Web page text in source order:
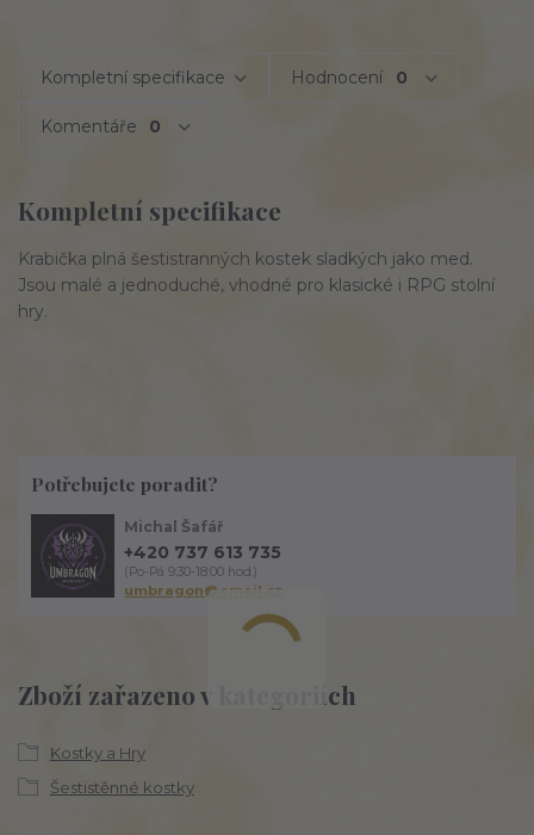
Kompletní specifikace Hodnocení 0
Komentáře 0
Kompletní specifikace
Krabička plná šestistranných kostek sladkých jako med.
Jsou malé a jednoduché, vhodné pro klasické i RPG stolní
hry.
Zboží zařazeno v kategoriích
Kostky a Hry
Šestistěnné kostky
Potřebujete poradit?
Michal Šafář
+420 737 613 735
(Po-Pá 9:30-18:00 hod.)
umbragon@email.cz